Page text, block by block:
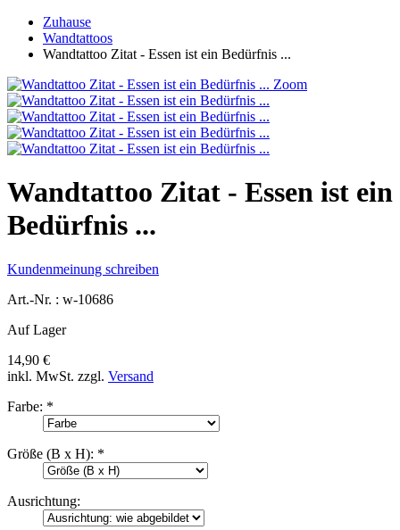
Zuhause
Wandtattoos
Wandtattoo Zitat - Essen ist ein Bedürfnis ...
Zoom
Wandtattoo Zitat - Essen ist ein
Bedürfnis ...
Kundenmeinung schreiben
Art.-Nr. : w-10686
Auf Lager
14,90 €
inkl. MwSt. zzgl. Versand
Farbe: *
Größe (B x H): *
Ausrichtung: